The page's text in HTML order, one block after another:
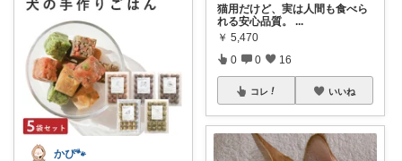
かぴ🐾
猫用だけど、実は人間も食べら
れる安心品質。
...
￥ 5,470
0 0 16
コレ いいね